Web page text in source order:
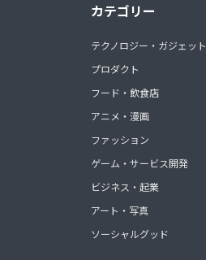
カテゴリー
テクノロジー・ガジェット
プロダクト
フード・飲食店
アニメ・漫画
ファッション
ゲーム・サービス開発
ビジネス・起業
アート・写真
ソーシャルグッド